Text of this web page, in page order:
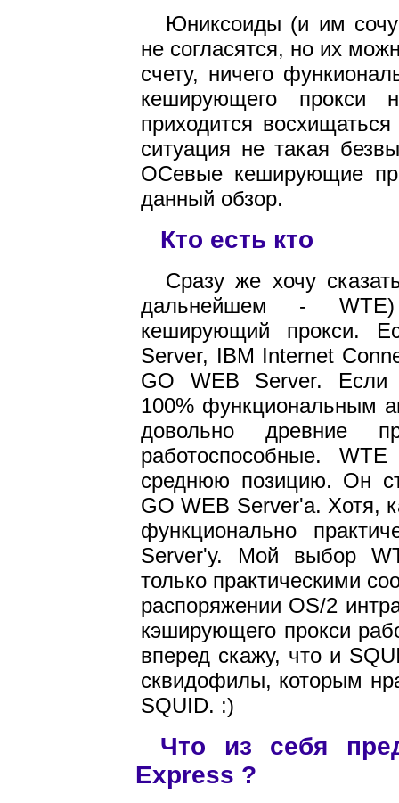
Юниксоиды (и им
не согласятся, но их
счету, ничего
кеширующего прокси
приходится
ситуация не такая
ОСевые кеширующие
данный обзор.
Кто есть кто
Сразу же хочу
дальнейшем - WTE)
кеширующий прокси.
Server, IBM Internet
GO WEB Server. Если
100% функциональным
довольно древние
работоспособные.
среднюю позицию. Он
GO WEB Server'a. Хотя,
функционально
Server'у. Мой выбор
только практическими
распоряжении OS/2
кэширующего прокси
вперед скажу, что и
сквидофилы, которым
SQUID. :)
Что из себя
Express ?